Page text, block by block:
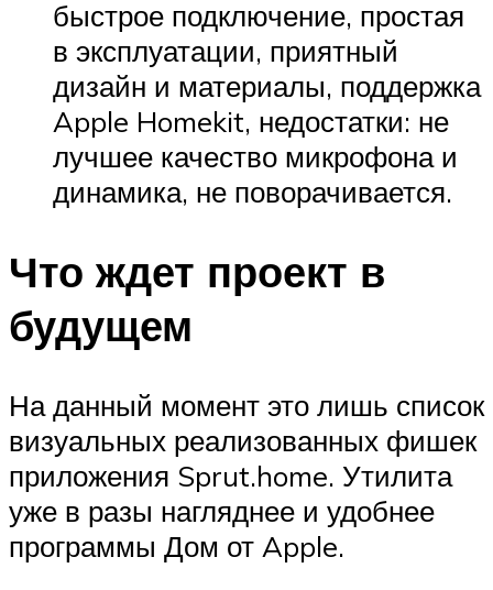
быстрое подключение, простая
в эксплуатации, приятный
дизайн и материалы, поддержка
Apple Homekit, недостатки: не
лучшее качество микрофона и
динамика, не поворачивается.
Что ждет проект в
будущем
На данный момент это лишь список
визуальных реализованных фишек
приложения Sprut.home. Утилита
уже в разы нагляднее и удобнее
программы Дом от Apple.